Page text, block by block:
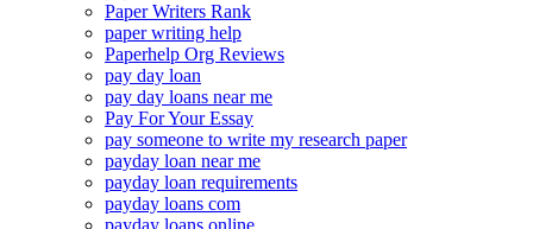
Paper Writers Rank
paper writing help
Paperhelp Org Reviews
pay day loan
pay day loans near me
Pay For Your Essay
pay someone to write my research paper
payday loan near me
payday loan requirements
payday loans com
payday loans online